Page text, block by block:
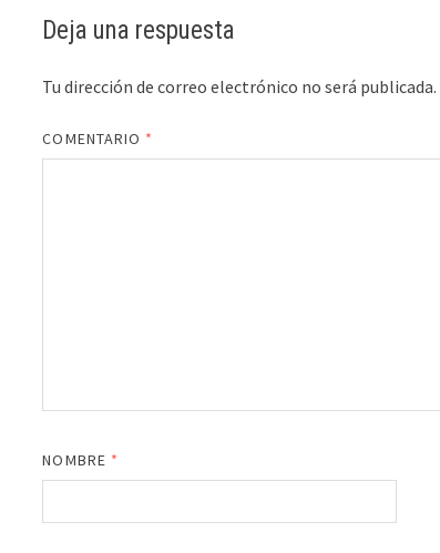
Deja una respuesta
Tu dirección de correo electrónico no será publicada.
COMENTARIO *
NOMBRE *